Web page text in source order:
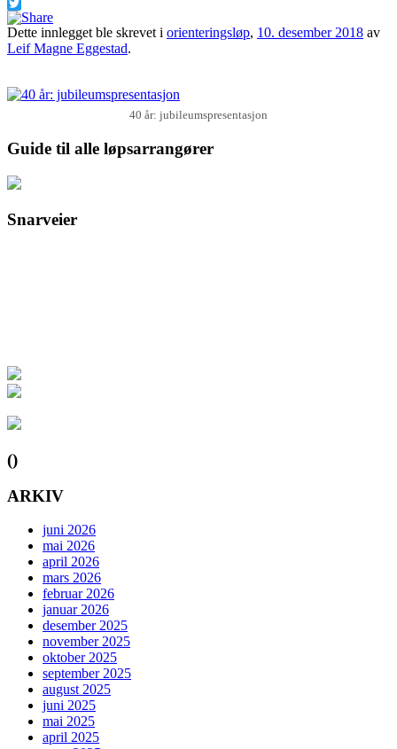
Twitter
Dette innlegget ble skrevet i orienteringsløp, 10. desember 2018 av
Leif Magne Eggestad.
40 år: jubileumspresentasjon
Guide til alle løpsarrangører
Snarveier
()
ARKIV
juni 2026
mai 2026
april 2026
mars 2026
februar 2026
januar 2026
desember 2025
november 2025
oktober 2025
september 2025
august 2025
juni 2025
mai 2025
april 2025